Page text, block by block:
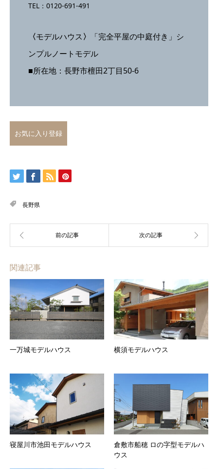
TEL：0120-691-491
〈モデルハウス〉
「完全平屋の中庭付き」シ
ンプルノートモデル
■所在地：長野市檀田2丁目50-6
お気に入り登録
長野県
関連記事
一万城モデルハウス 横須モデルハウス
寝屋川市池田モデルハウス
倉敷市船穂 ロの字型モデルハ
ウス